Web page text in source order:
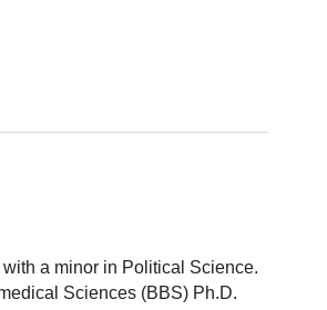
a minor in Political Science.
Sciences (BBS) Ph.D.